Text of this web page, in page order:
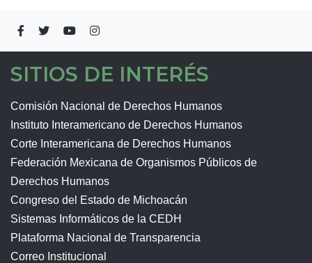
SITIOS DE INTERÉS
Comisión Nacional de Derechos Humanos
Instituto Interamericano de Derechos Humanos
Corte Interamericana de Derechos Humanos
Federación Mexicana de Organismos Públicos de
Derechos Humanos
Congreso del Estado de Michoacán
Sistemas Informáticos de la CEDH
Plataforma Nacional de Transparencia
Correo Institucional